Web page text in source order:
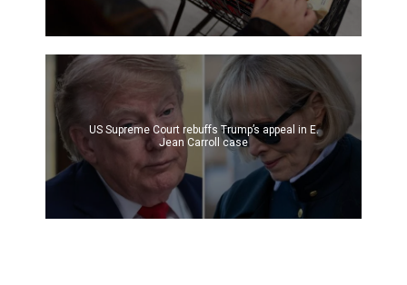
US Supreme Court rebuffs Trump’s appeal in E.
Jean Carroll case